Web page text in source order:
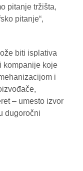
pitanje tržišta,
pitanje“,
biti isplativa
kompanije koje
i
– umesto izvor
dugoročni